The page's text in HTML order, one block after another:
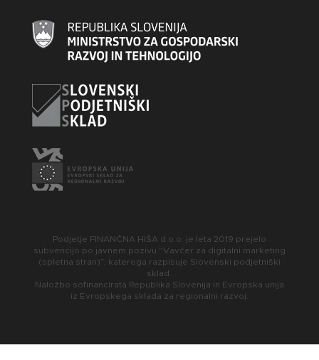
Podjetje FINANČNA HIŠA d.o.o. je leta 2019 prejelo
subvencijo po javnem pozivu “Vavčer za digitalni marketing
(spletna stran)”, katerega razpisuje Slovenski podjetniški
sklad.
Naložbo sofinancirata Republika Slovenija in Evropska unija
iz Evropskega sklada za regionalni razvoj.